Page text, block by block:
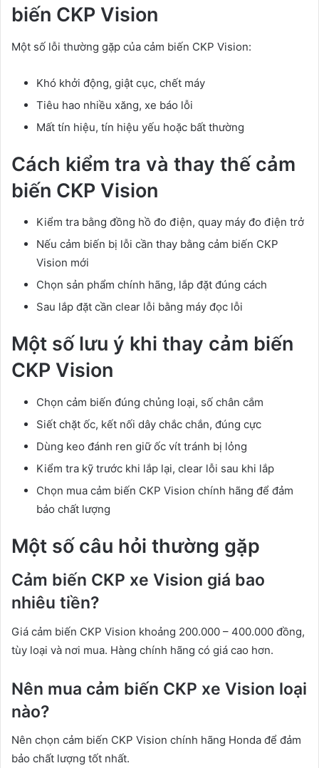
biến CKP Vision
Một số lỗi thường gặp của cảm biến CKP Vision:
Khó khởi động, giật cục, chết máy
Tiêu hao nhiều xăng, xe báo lỗi
Mất tín hiệu, tín hiệu yếu hoặc bất thường
Cách kiểm tra và thay thế cảm
biến CKP Vision
Kiểm tra bằng đồng hồ đo điện, quay máy đo điện trở
Nếu cảm biến bị lỗi cần thay bằng cảm biến CKP
Vision mới
Chọn sản phẩm chính hãng, lắp đặt đúng cách
Sau lắp đặt cần clear lỗi bằng máy đọc lỗi
Một số lưu ý khi thay cảm biến
CKP Vision
Chọn cảm biến đúng chủng loại, số chân cắm
Siết chặt ốc, kết nối dây chắc chắn, đúng cực
Dùng keo đánh ren giữ ốc vít tránh bị lỏng
Kiểm tra kỹ trước khi lắp lại, clear lỗi sau khi lắp
Chọn mua cảm biến CKP Vision chính hãng để đảm
bảo chất lượng
Một số câu hỏi thường gặp
Cảm biến CKP xe Vision giá bao
nhiêu tiền?
Giá cảm biến CKP Vision khoảng 200.000 – 400.000 đồng,
tùy loại và nơi mua. Hàng chính hãng có giá cao hơn.
Nên mua cảm biến CKP xe Vision loại
nào?
Nên chọn cảm biến CKP Vision chính hãng Honda để đảm
bảo chất lượng tốt nhất.